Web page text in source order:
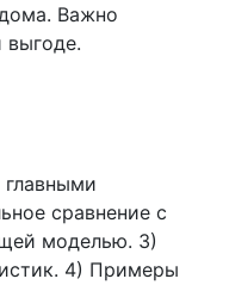
Важно
выгоде.
главными
сравнение с
моделью. 3)
4) Примеры